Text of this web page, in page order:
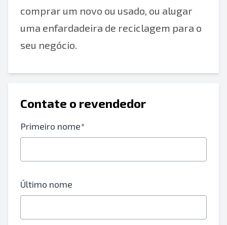
comprar um novo ou usado, ou alugar
uma enfardadeira de reciclagem para o
seu negócio.
Contate o revendedor
Primeiro nome*
Último nome